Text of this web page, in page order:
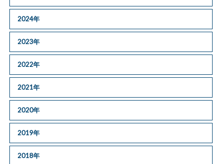
2024年
2023年
2022年
2021年
2020年
2019年
2018年